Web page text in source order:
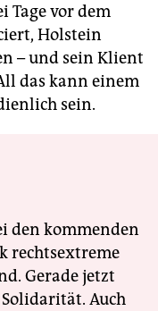
Tage vor dem
Holstein
– und sein Klient
das kann einem
sein.
den kommenden
rechtsextreme
Gerade jetzt
Auch